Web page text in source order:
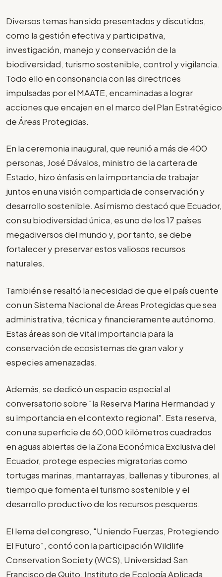
Diversos temas han sido presentados y discutidos,
como la gestión efectiva y participativa,
investigación, manejo y conservación de la
biodiversidad, turismo sostenible, control y vigilancia.
Todo ello en consonancia con las directrices
impulsadas por el MAATE, encaminadas a lograr
acciones que encajen en el marco del Plan Estratégico
de Áreas Protegidas.
En la ceremonia inaugural, que reunió a más de 400
personas, José Dávalos, ministro de la cartera de
Estado, hizo énfasis en la importancia de trabajar
juntos en una visión compartida de conservación y
desarrollo sostenible. Así mismo destacó que Ecuador,
con su biodiversidad única, es uno de los 17 países
megadiversos del mundo y, por tanto, se debe
fortalecer y preservar estos valiosos recursos
naturales.
También se resaltó la necesidad de que el país cuente
con un Sistema Nacional de Áreas Protegidas que sea
administrativa, técnica y financieramente autónomo.
Estas áreas son de vital importancia para la
conservación de ecosistemas de gran valor y
especies amenazadas.
Además, se dedicó un espacio especial al
conversatorio sobre "la Reserva Marina Hermandad y
su importancia en el contexto regional". Esta reserva,
con una superficie de 60,000 kilómetros cuadrados
en aguas abiertas de la Zona Económica Exclusiva del
Ecuador, protege especies migratorias como
tortugas marinas, mantarrayas, ballenas y tiburones, al
tiempo que fomenta el turismo sostenible y el
desarrollo productivo de los recursos pesqueros.
El lema del congreso, "Uniendo Fuerzas, Protegiendo
El Futuro", contó con la participación Wildlife
Conservation Society (WCS), Universidad San
Francisco de Quito, Instituto de Ecología Aplicada